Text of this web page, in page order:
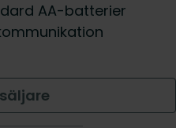
AA-batterier